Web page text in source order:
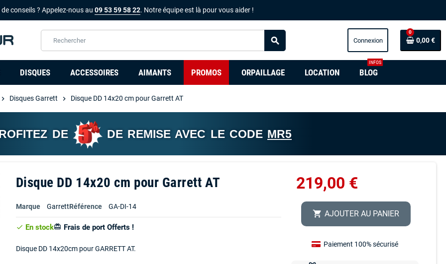
de conseils ? Appelez-nous au09 53 59 58 22. Notre équipe est là pour vous aider !
search
0
0,00 €
DISQUES ACCESSOIRES AIMANTS PROMOS ORPAILLAGE LOCATION BLOG
INFOS
chevron_right Disques Garrett chevron_right Disque DD 14x20 cm pour Garrett AT
DE DE REMISE AVEC LE CODE MR5
Disque DD 14x20 cm pour Garrett AT
Marque GarrettRéférence GA-DI-14
check En stockcard_giftcard Frais de port Offerts !
Disque DD 14x20cm pour GARRETT AT.
219,00 €
shopping_cart AJOUTER AU PANIER
Paiement 100% sécurisé